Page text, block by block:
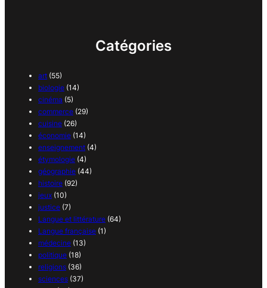
Catégories
art (55)
biologie (14)
cinéma (5)
commerce (29)
cuisine (26)
économie (14)
enseignement (4)
étymologie (4)
géographie (44)
histoire (92)
jeux (10)
justice (7)
Langue et littérature (64)
Langue française (1)
médecine (13)
politique (18)
religions (36)
sciences (37)